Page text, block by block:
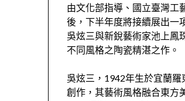
由文化部指導、國立臺灣工
後，下半年度將接續展出一
吳炫三與新銳藝術家池上鳳
不同風格之陶瓷精湛之作。
吳炫三，1942年生於宜蘭
創作，其藝術風格融合東方